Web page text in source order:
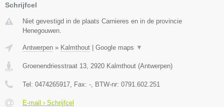
Schrijfcel
Niet gevestigd in de plaats Carnieres en in de provincie
Henegouwen.
Antwerpen » Kalmthout Google maps ▼
Groenendriesstraat 13 2920 Kalmthout (Antwerpen)
Tel: 0474265917 , Fax: - , BTW-nr: 0791.602.251
E-mail › Schrijfcel